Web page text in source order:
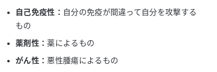
自己免疫性： 自分の免疫が間違って自分を攻撃する
もの
薬剤性： 薬によるもの
がん性：悪性腫瘍によるもの